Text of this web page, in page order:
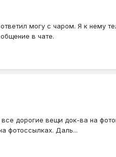
могу с чаром. Я к нему
в чате.
дорогие вещи док-ва на
фотоссылках. Даль...